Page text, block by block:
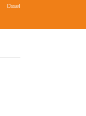
IJssel